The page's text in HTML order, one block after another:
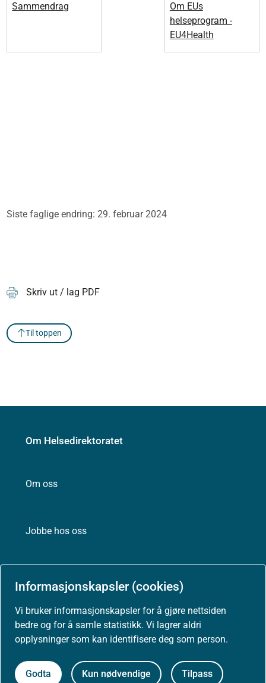
Informasjonskapsler (cookies)
Vi bruker informasjonskapsler for å gjøre nettsiden
bedre og for å samle statistikk. Vi lagrer aldri
opplysninger som kan identifisere deg som person.
Godta Kun nødvendige Tilpass
Sammendrag
Om EUs
helseprogram -
EU4Health
Siste faglige endring: 29. februar 2024
Skriv ut / lag PDF
Til toppen
Om Helsedirektoratet
Om oss
Jobbe hos oss
Helsedirektoratet
Postboks 220, Skøyen
0213 Oslo